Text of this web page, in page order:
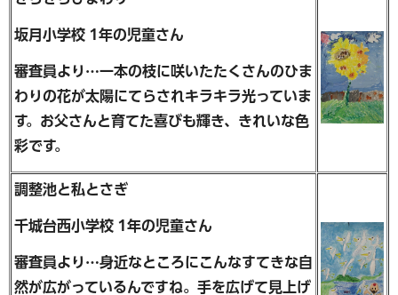
坂月小学校 1年の児童さん
審査員より…一本の枝に咲いたたくさんのひま
わりの花が太陽にてらされキラキラ光っていま
す。お父さんと育てた喜びも輝き、きれいな色
彩です。
調整池と私とさぎ
千城台西小学校 1年の児童さん
審査員より…身近なところにこんなすてきな自
然が広がっているんですね。手を広げて見上げ